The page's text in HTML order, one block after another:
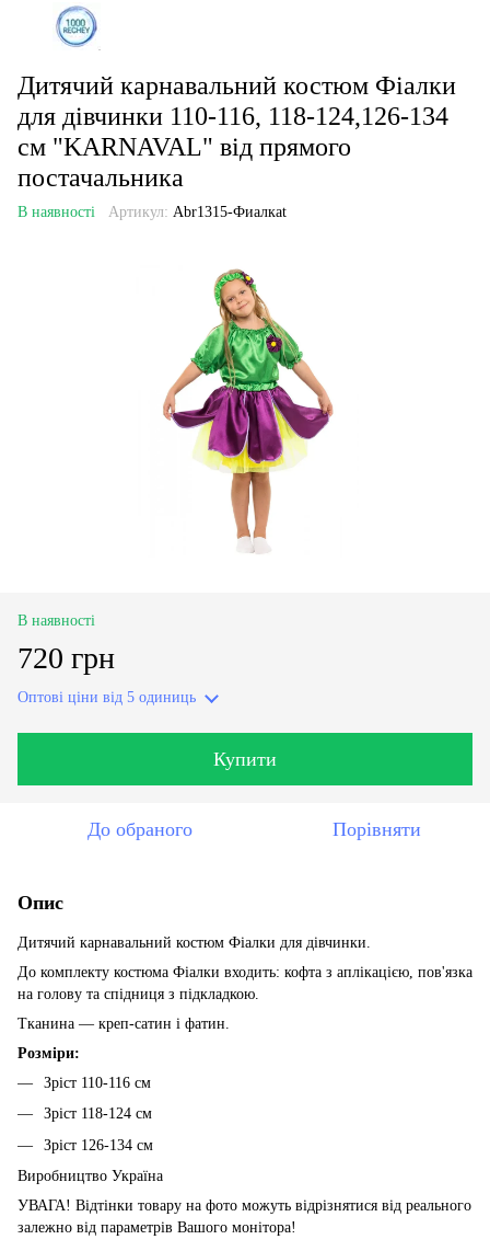
Дитячий карнавальний костюм Фіалки
для дівчинки 110-116, 118-124,126-134
см "KARNAVAL" від прямого
постачальника
В наявності Артикул: Abr1315-Фиалкаt
В наявності
720 грн
Оптові ціни від 5 одиниць
Купити
До обраного Порівняти
Опис
Дитячий карнавальний костюм Фіалки для дівчинки.
До комплекту костюма Фіалки входить: кофта з аплікацією, пов'язка
на голову та спідниця з підкладкою.
Тканина — креп-сатин і фатин.
Розміри:
Зріст 110-116 см
Зріст 118-124 см
Зріст 126-134 см
Виробництво Україна
УВАГА! Відтінки товару на фото можуть відрізнятися від реального
залежно від параметрів Вашого монітора!